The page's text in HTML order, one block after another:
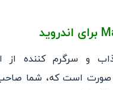
اب و سرگرم کننده
صورت است که، شما